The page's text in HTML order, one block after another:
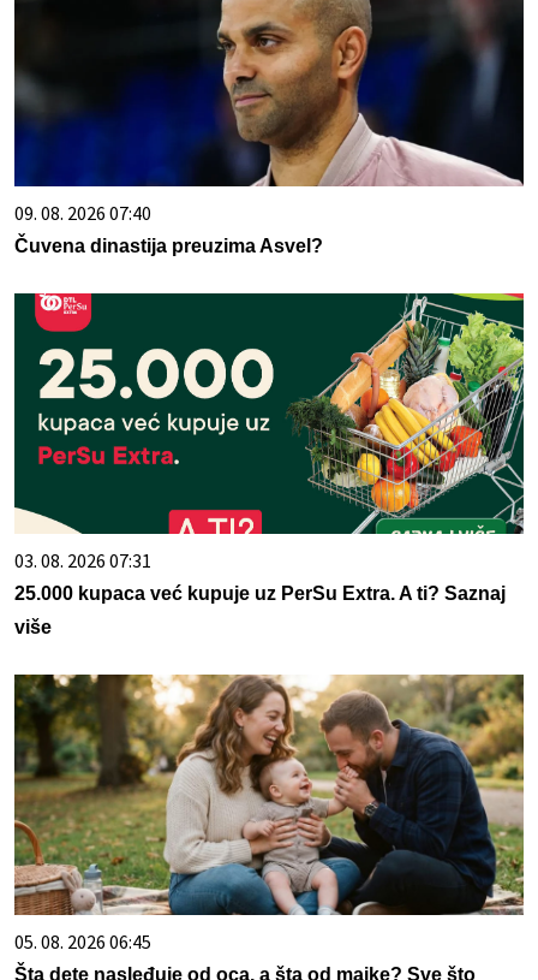
09. 08. 2026 07:40
Čuvena dinastija preuzima Asvel?
03. 08. 2026 07:31
25.000 kupaca već kupuje uz PerSu Extra. A ti? Saznaj
više
05. 08. 2026 06:45
Šta dete nasleđuje od oca, a šta od majke? Sve što